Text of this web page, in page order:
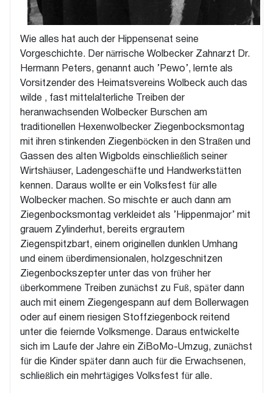
Wie alles hat auch der Hippensenat seine
Vorgeschichte. Der närrische Wolbecker Zahnarzt Dr.
Hermann Peters, genannt auch ’Pewo’, lernte als
Vorsitzender des Heimatsvereins Wolbeck auch das
wilde , fast mittelalterliche Treiben der
heranwachsenden Wolbecker Burschen am
traditionellen Hexenwolbecker Ziegenbocksmontag
mit ihren stinkenden Ziegenböcken in den Straßen und
Gassen des alten Wigbolds einschließlich seiner
Wirtshäuser, Ladengeschäfte und Handwerkstätten
kennen. Daraus wollte er ein Volksfest für alle
Wolbecker machen. So mischte er auch dann am
Ziegenbocksmontag verkleidet als ’Hippenmajor’ mit
grauem Zylinderhut, bereits ergrautem
Ziegenspitzbart, einem originellen dunklen Umhang
und einem überdimensionalen, holzgeschnitzen
Ziegenbockszepter unter das von früher her
überkommene Treiben zunächst zu Fuß, später dann
auch mit einem Ziegengespann auf dem Bollerwagen
oder auf einem riesigen Stoffziegenbock reitend
unter die feiernde Volksmenge. Daraus entwickelte
sich im Laufe der Jahre ein ZiBoMo-Umzug, zunächst
für die Kinder später dann auch für die Erwachsenen,
schließlich ein mehrtägiges Volksfest für alle.